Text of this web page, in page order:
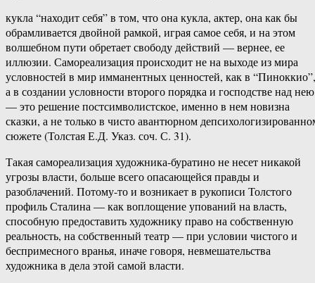
кукла “находит себя” в том, что она кукла, актер, она как бы
обрамливается двойной рамкой, играя самое себя, и на этом
волшебном пути обретает свободу действий — вернее, ее
иллюзии. Самореализация происходит не на выходе из мира
условностей в мир имманентных ценностей, как в “Пиноккио”,
а в создании условности второго порядка и господстве над нею
— это решение постсимволистское, именно в нем новизна
сказки, а не только в чисто авантюрном
сюжете (Толстая Е.Д. Указ. соч. С. 31).
Такая самореализация художника-буратино не несет никакой
угрозы власти, больше всего опасающейся правды и
разоблачений. Потому-то и возникает в рукописи Толстого
профиль Сталина — как воплощение упований на власть,
способную предоставить художнику право на собственную
реальность, на собственный театр — при условии чистого и
беспримесного вранья, иначе говоря, невмешательства
художника в дела этой самой власти.